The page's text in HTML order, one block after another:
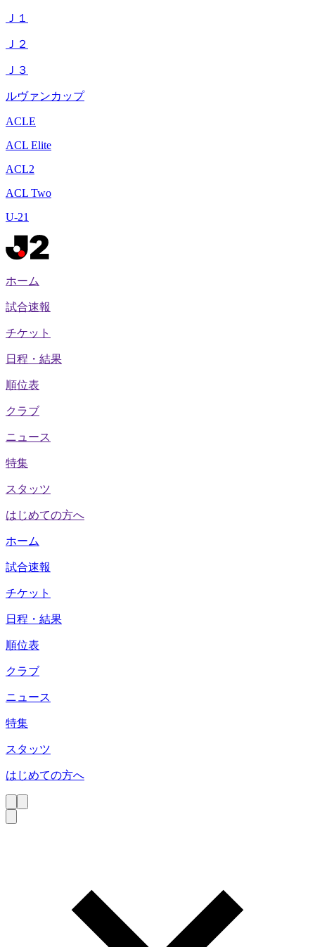
Ｊ１
Ｊ２
Ｊ３
ルヴァンカップ
ACLE
ACL Elite
ACL2
ACL Two
U-21
ホーム
試合速報
チケット
日程・結果
順位表
クラブ
ニュース
特集
スタッツ
はじめての方へ
ホーム
試合速報
チケット
日程・結果
順位表
クラブ
ニュース
特集
スタッツ
はじめての方へ